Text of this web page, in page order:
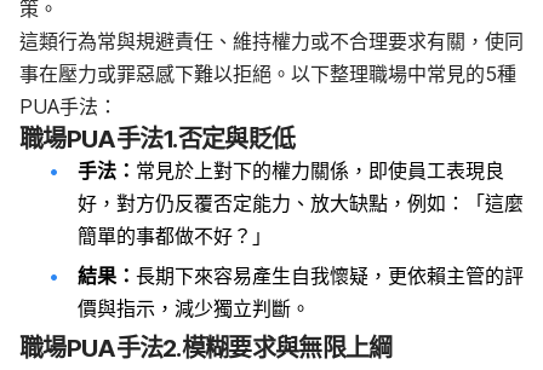
策。
這類行為常與規避責任、維持權力或不合理要求有關，使同
事在壓力或罪惡感下難以拒絕。以下整理職場中常見的5種
PUA手法：
職場PUA手法1.否定與貶低
手法： 常見於上對下的權力關係，即使員工表現良
好，對方仍反覆否定能力、放大缺點，例如：「這麼
簡單的事都做不好？」
結果： 長期下來容易產生自我懷疑，更依賴主管的評
價與指示，減少獨立判斷。
職場PUA手法2.模糊要求與無限上綱